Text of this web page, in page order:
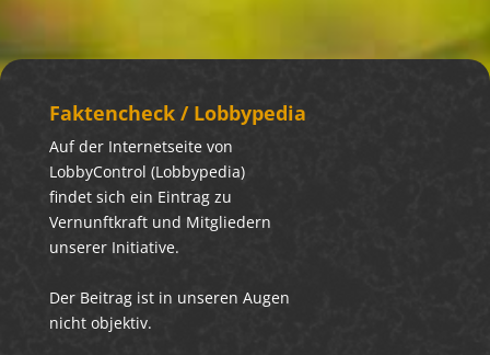
Fakten­check / Lobbypedia
Auf der Internetseite von
LobbyControl (Lobbypedia)
findet sich ein Eintrag zu
Vernunftkraft und Mitgliedern
unserer Initiative.
Der Beitrag ist in unseren Augen
nicht objektiv.